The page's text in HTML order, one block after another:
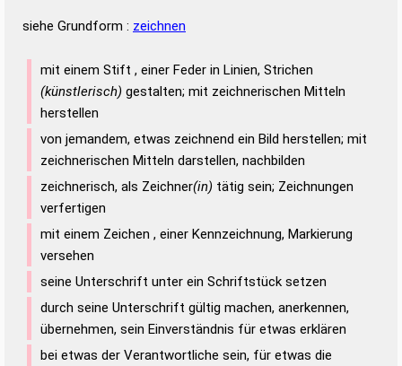
siehe Grundform : zeichnen
mit einem Stift , einer Feder in Linien, Strichen
(künstlerisch) gestalten; mit zeichnerischen Mitteln
herstellen
von jemandem, etwas zeichnend ein Bild herstellen; mit
zeichnerischen Mitteln darstellen, nachbilden
zeichnerisch, als Zeichner(in) tätig sein; Zeichnungen
verfertigen
mit einem Zeichen , einer Kennzeichnung, Markierung
versehen
seine Unterschrift unter ein Schriftstück setzen
durch seine Unterschrift gültig machen, anerkennen,
übernehmen, sein Einverständnis für etwas erklären
bei etwas der Verantwortliche sein, für etwas die